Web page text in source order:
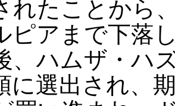
れたことから
ピアまで下落
ハムザ・ハ
に選出され、